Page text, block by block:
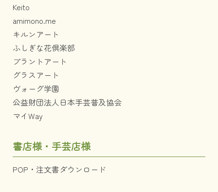
Keito
amimono.me
キルンアート
ふしぎな花倶楽部
プラントアート
グラスアート
ヴォーグ学園
公益財団法人日本手芸普及協会
マイWay
書店様・手芸店様
POP・注文書ダウンロード